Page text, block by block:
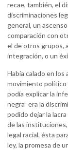
recae, también, el
discriminaciones
general, un
comparación con
el de otros grupos,
integración, o un
Había calado en
movimiento político
podía explicar la
negra” era la
podido dejar la
de las
legal racial, ésta
ley, la promesa de